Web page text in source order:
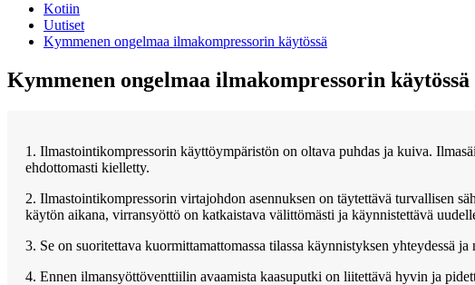
Kotiin
Uutiset
Kymmenen ongelmaa ilmakompressorin käytössä
Kymmenen ongelmaa ilmakompressorin käytössä
1. Ilmastointikompressorin käyttöympäristön on oltava puhdas ja kuiva.
ehdottomasti kielletty.
2. Ilmastointikompressorin virtajohdon asennuksen on täytettävä turvallisen
käytön aikana, virransyöttö on katkaistava välittömästi ja käynnistettävä
3. Se on suoritettava kuormittamattomassa tilassa käynnistyksen yhteydessä
4. Ennen ilmansyöttöventtiilin avaamista kaasuputki on liitettävä hyvin ja